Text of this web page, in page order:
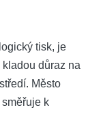
tisk, je
důraz na
Město
k